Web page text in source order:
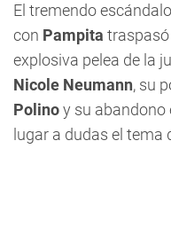
El tremendo
con Pampita
explosiva pelea de la
Nicole Neumann, su
Polinoy su abandono
lugar a dudas el tema